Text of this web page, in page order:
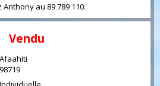
au 89 789 110.
Vendu
Afaahiti
98719